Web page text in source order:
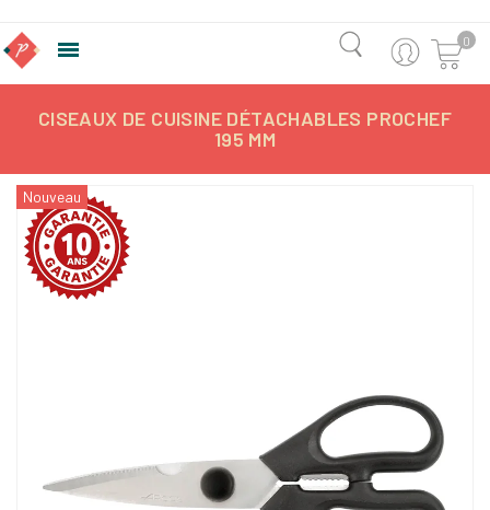
 0
CISEAUX DE CUISINE DÉTACHABLES PROCHEF
195 MM
Nouveau